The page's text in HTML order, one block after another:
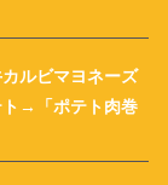
ルビマヨネーズ
→「ポテト肉巻